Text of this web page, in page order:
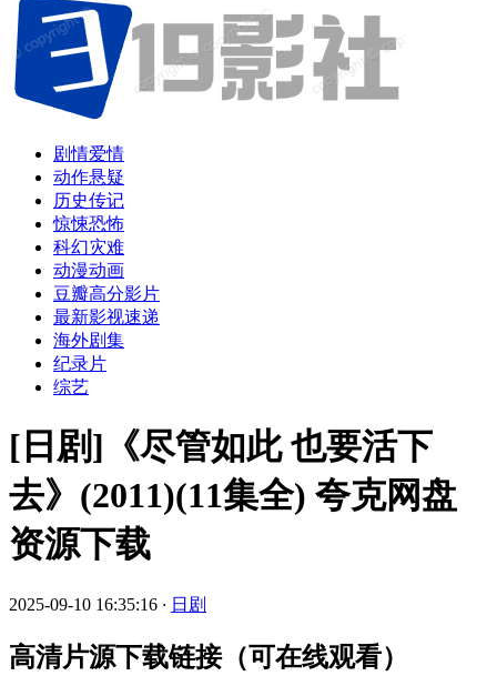
剧情爱情
动作悬疑
历史传记
惊悚恐怖
科幻灾难
动漫动画
豆瓣高分影片
最新影视速递
海外剧集
纪录片
综艺
[日剧]《尽管如此 也要活下
去》(2011)(11集全) 夸克网盘
资源下载
2025-09-10 16:35:16 · 日剧
高清片源下载链接（可在线观看）